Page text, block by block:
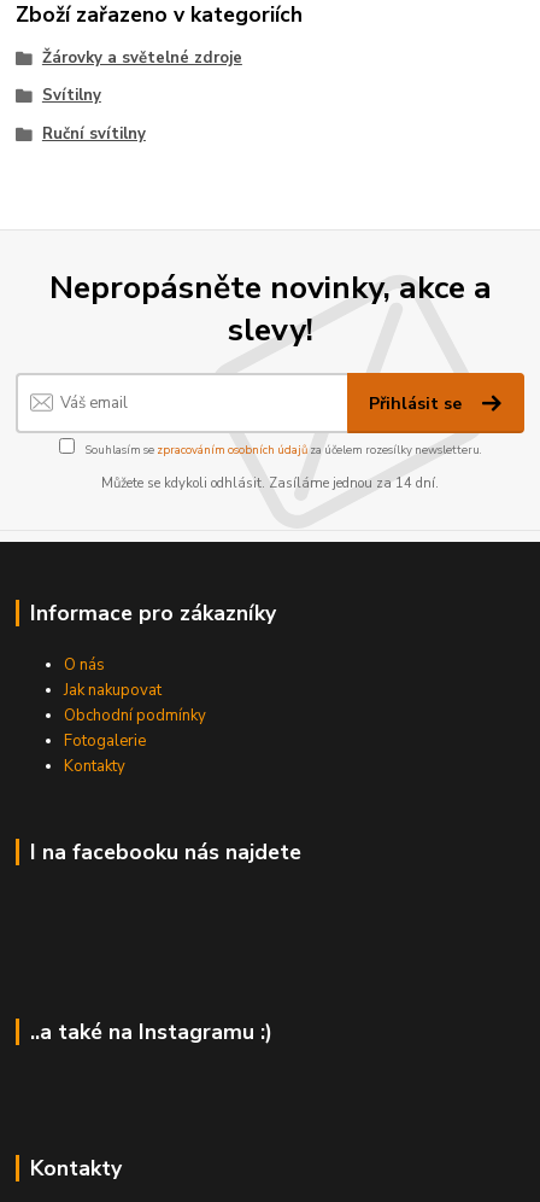
Zboží zařazeno v kategoriích
Žárovky a světelné zdroje
Svítilny
Ruční svítilny
Nepropásněte novinky, akce a
slevy!
Přihlásit se
Souhlasím se zpracováním osobních údajůza účelem rozesílky newsletteru.
Můžete se kdykoli odhlásit. Zasíláme jednou za 14 dní.
Informace pro zákazníky
O nás
Jak nakupovat
Obchodní podmínky
Fotogalerie
Kontakty
I na facebooku nás najdete
..a také na Instagramu :)
Kontakty